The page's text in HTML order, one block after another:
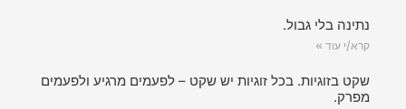
נתינה בלי גבול.
קרא/י עוד »
שקט בזוגיות. בכל זוגיות יש שקט – לפעמים מרגיע ולפעמים
מפרק.